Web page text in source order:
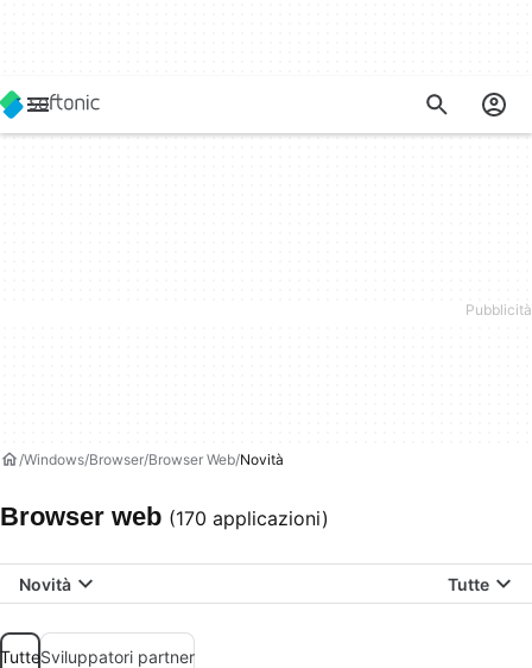
Windows Browser Browser Web Novità
Browser web (170 applicazioni)
Novità Tutte
TutteSviluppatori partner